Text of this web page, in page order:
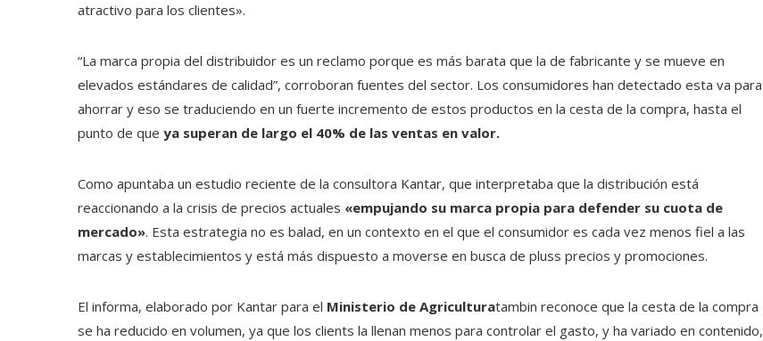
atractivo para los clientes».
“La marca propia del distribuidor es un reclamo porque es más barata que la de fabricante y se mueve en
elevados estándares de calidad”, corroboran fuentes del sector. Los consumidores han detectado esta va para
ahorrar y eso se traduciendo en un fuerte incremento de estos productos en la cesta de la compra, hasta el
punto de que ya superan de largo el 40% de las ventas en valor.
Como apuntaba un estudio reciente de la consultora Kantar, que interpretaba que la distribución está
reaccionando a la crisis de precios actuales «empujando su marca propia para defender su cuota de
mercado». Esta estrategia no es balad, en un contexto en el que el consumidor es cada vez menos fiel a las
marcas y establecimientos y está más dispuesto a moverse en busca de pluss precios y promociones.
El informa, elaborado por Kantar para el Ministerio de Agriculturatambin reconoce que la cesta de la compra
se ha reducido en volumen, ya que los clients la llenan menos para controlar el gasto, y ha variado en contenido,